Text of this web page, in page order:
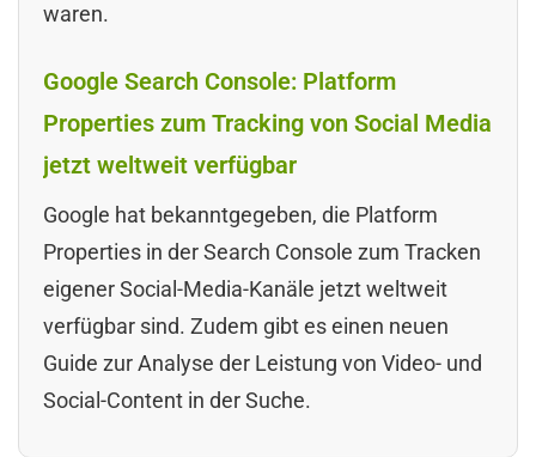
waren.
Google Search Console: Platform
Properties zum Tracking von Social Media
jetzt weltweit verfügbar
Google hat bekanntgegeben, die Platform
Properties in der Search Console zum Tracken
eigener Social-Media-Kanäle jetzt weltweit
verfügbar sind. Zudem gibt es einen neuen
Guide zur Analyse der Leistung von Video- und
Social-Content in der Suche.